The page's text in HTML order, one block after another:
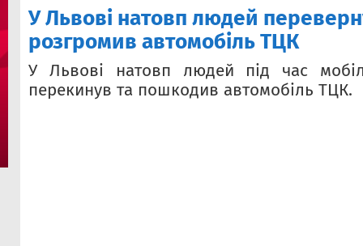
У Львові натовп людей
розгромив автомобіль ТЦК
У Львові натовп людей під час
перекинув та пошкодив автомобіль ТЦК.